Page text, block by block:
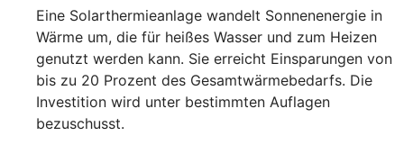
Eine Solarthermieanlage wandelt Sonnenenergie in
Wärme um, die für heißes Wasser und zum Heizen
genutzt werden kann. Sie erreicht Einsparungen von
bis zu 20 Prozent des Gesamtwärmebedarfs. Die
Investition wird unter bestimmten Auflagen
bezuschusst.